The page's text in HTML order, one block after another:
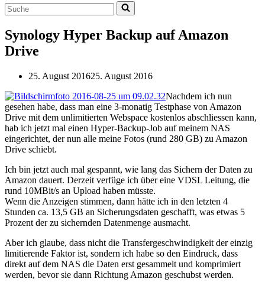
Suchen
nach …
Synology Hyper Backup auf Amazon
Drive
25. August 201625. August 2016
Nachdem ich nun
gesehen habe, dass man eine 3-monatig Testphase von Amazon
Drive mit dem unlimitierten Webspace kostenlos abschliessen kann,
hab ich jetzt mal einen Hyper-Backup-Job auf meinem NAS
eingerichtet, der nun alle meine Fotos (rund 280 GB) zu Amazon
Drive schiebt.
Ich bin jetzt auch mal gespannt, wie lang das Sichern der Daten zu
Amazon dauert. Derzeit verfüge ich über eine VDSL Leitung, die
rund 10MBit/s an Upload haben müsste.
Wenn die Anzeigen stimmen, dann hätte ich in den letzten 4
Stunden ca. 13,5 GB an Sicherungsdaten geschafft, was etwas 5
Prozent der zu sichernden Datenmenge ausmacht.
Aber ich glaube, dass nicht die Transfergeschwindigkeit der einzig
limitierende Faktor ist, sondern ich habe so den Eindruck, dass
direkt auf dem NAS die Daten erst gesammelt und komprimiert
werden, bevor sie dann Richtung Amazon geschubst werden.